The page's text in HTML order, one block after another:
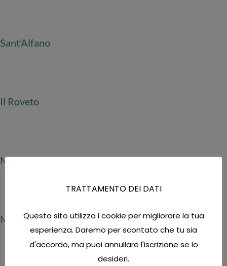
Sant’Alfano
Il Roveto
Masseria San Giovanni Sgadari
MANDRANOVA
TRATTAMENTO DEI DATI
Questo sito utilizza i cookie per migliorare la tua
esperienza. Daremo per scontato che tu sia
d'accordo, ma puoi annullare l'iscrizione se lo
desideri.